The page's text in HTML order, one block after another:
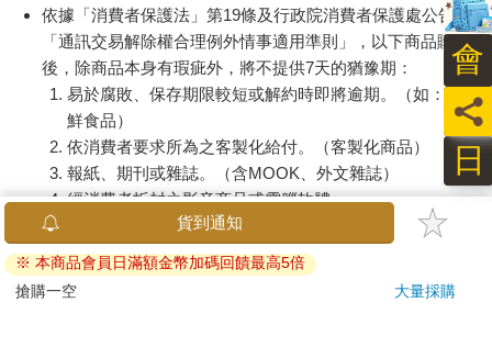
依據「消費者保護法」第19條及行政院消費者保護處公告之
「通訊交易解除權合理例外情事適用準則」，以下商品購買
後，除商品本身有瑕疵外，將不提供7天的猶豫期：
易於腐敗、保存期限較短或解約時即將逾期。（如：生
鮮食品）
依消費者要求所為之客製化給付。（客製化商品）
報紙、期刊或雜誌。（含MOOK、外文雜誌）
經消費者拆封之影音商品或電腦軟體。
非以有形媒介提供之數位內容或一經提供即為完成之線
上服務，經消費者事先同意始提供。（如：電子書、電
子雜誌、下載版軟體、虛擬商品…等）
已拆封之個人衛生用品。（如：內衣褲、刮鬍刀、除毛
貨到通知
※ 本商品會員日滿額金幣加碼回饋最高5倍
搶購一空
大量採購
日
員
會